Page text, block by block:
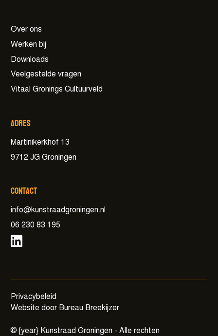
Over ons
Werken bij
Downloads
Veelgestelde vragen
Vitaal Gronings Cultuurveld
Adres
Martinikerkhof 13
9712 JG Groningen
Contact
info@kunstraadgroningen.nl
06 230 83 195
©{year} Kunstraad Groningen - Alle rechten
Privacybeleid
Website door Bureau Breekijzer